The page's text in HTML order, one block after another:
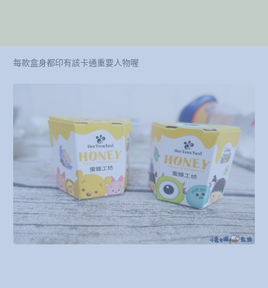
每款盒身都印有該卡通重要人物喔